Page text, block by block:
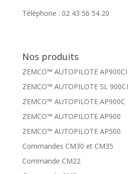
Téléphone : 02 43 56 54 20
Nos produits
ZEMCO™ AUTOPILOTE AP900CI
ZEMCO™ AUTOPILOTE SL 900CI
ZEMCO™ AUTOPILOTE AP900C
ZEMCO™ AUTOPILOTE AP900
ZEMCO™ AUTOPILOTE AP500
Commandes CM30 et CM35
Commande CM22